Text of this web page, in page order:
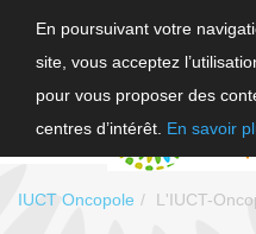
En poursuivant votre
site, vous acceptez
pour vous proposer des
centres d’intérêt. En savoir
IUCT Oncopole L'IUCT-